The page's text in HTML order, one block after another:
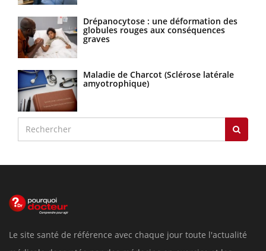
Drépanocytose : une déformation des
globules rouges aux conséquences
graves
Maladie de Charcot (Sclérose latérale
amyotrophique)
Le site santé de référence avec chaque jour toute l'actualité